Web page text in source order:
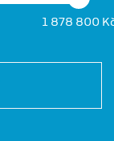
1 878 800